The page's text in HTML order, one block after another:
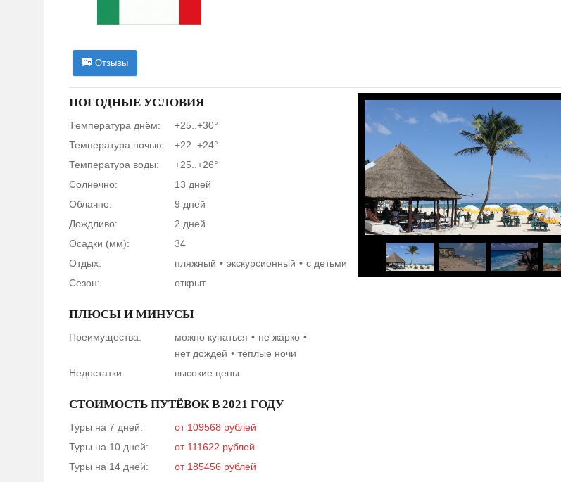
Отзывы
ПОГОДНЫЕ УСЛОВИЯ
Tемпература днём:
+25..+30°
Температура ночью:
+22..+24°
Температура воды:
+25..+26°
Солнечно:
13 дней
Облачно:
9 дней
Дождливо:
2 дней
Осадки (мм):
34
Отдых:
пляжный экскурсионный
с детьми
Сезон:
открыт
ПЛЮСЫ И МИНУСЫ
Преимущества: можно купаться
не жарко
нет дождей
тёплые ночи
Недостатки:
высокие цены
СТОИМОСТЬ ПУТЁВОК В 2021 ГОДУ
Туры на 7 дней:
от 109568 рублей
Туры на 10 дней:
от 111622 рублей
Туры на 14 дней:
от 185456 рублей